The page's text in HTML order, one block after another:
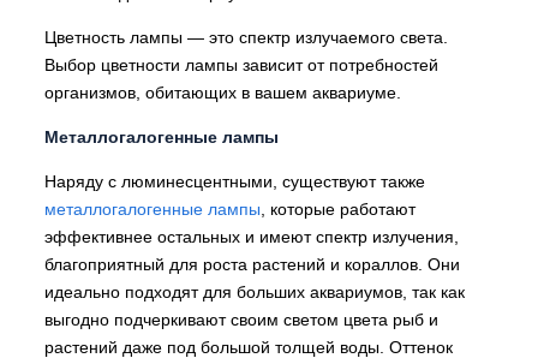
Цветность лампы — это спектр излучаемого света.
Выбор цветности лампы зависит от потребностей
организмов, обитающих в вашем аквариуме.
Металлогалогенные лампы
Наряду с люминесцентными, существуют также
металлогалогенные лампы , которые работают
эффективнее остальных и имеют спектр излучения,
благоприятный для роста растений и кораллов. Они
идеально подходят для больших аквариумов, так как
выгодно подчеркивают своим светом цвета рыб и
растений даже под большой толщей воды. Оттенок